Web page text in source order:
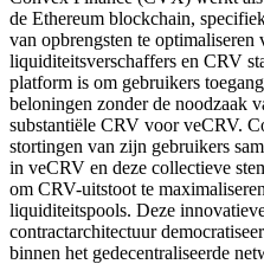
de Ethereum blockchain,
van opbrengsten te
liquiditeitsverschaffers en CRV
platform is om gebruikers
beloningen zonder de noodzaak
substantiële CRV voor veCRV.
stortingen van zijn gebruikers
in veCRV en deze collectieve
om CRV-uitstoot te
liquiditeitspools. Deze
contractarchitectuur
binnen het gedecentraliseerde